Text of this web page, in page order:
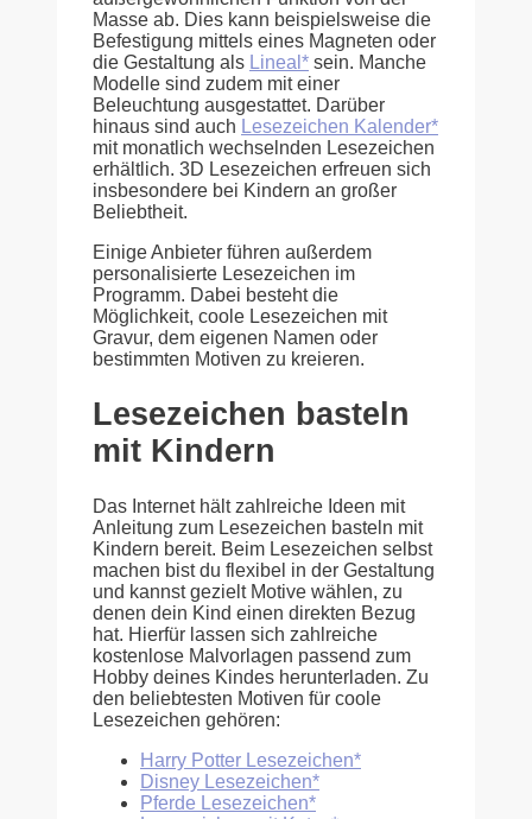
Masse ab. Dies kann beispielsweise die
Befestigung mittels eines Magneten oder
die Gestaltung als Lineal* sein. Manche
Modelle sind zudem mit einer
Beleuchtung ausgestattet. Darüber
hinaus sind auch Lesezeichen Kalender*
mit monatlich wechselnden Lesezeichen
erhältlich. 3D Lesezeichen erfreuen sich
insbesondere bei Kindern an großer
Beliebtheit.
Einige Anbieter führen außerdem
personalisierte Lesezeichen im
Programm. Dabei besteht die
Möglichkeit, coole Lesezeichen mit
Gravur, dem eigenen Namen oder
bestimmten Motiven zu kreieren.
Lesezeichen basteln
mit Kindern
Das Internet hält zahlreiche Ideen mit
Anleitung zum Lesezeichen basteln mit
Kindern bereit. Beim Lesezeichen selbst
machen bist du flexibel in der Gestaltung
und kannst gezielt Motive wählen, zu
denen dein Kind einen direkten Bezug
hat. Hierfür lassen sich zahlreiche
kostenlose Malvorlagen passend zum
Hobby deines Kindes herunterladen. Zu
den beliebtesten Motiven für coole
Lesezeichen gehören:
Harry Potter Lesezeichen*
Disney Lesezeichen*
Pferde Lesezeichen*